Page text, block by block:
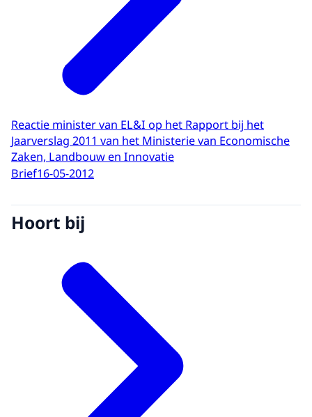
Reactie minister van EL&I op het Rapport bij het
Jaarverslag 2011 van het Ministerie van Economische
Zaken, Landbouw en Innovatie
Brief16-05-2012
Hoort bij